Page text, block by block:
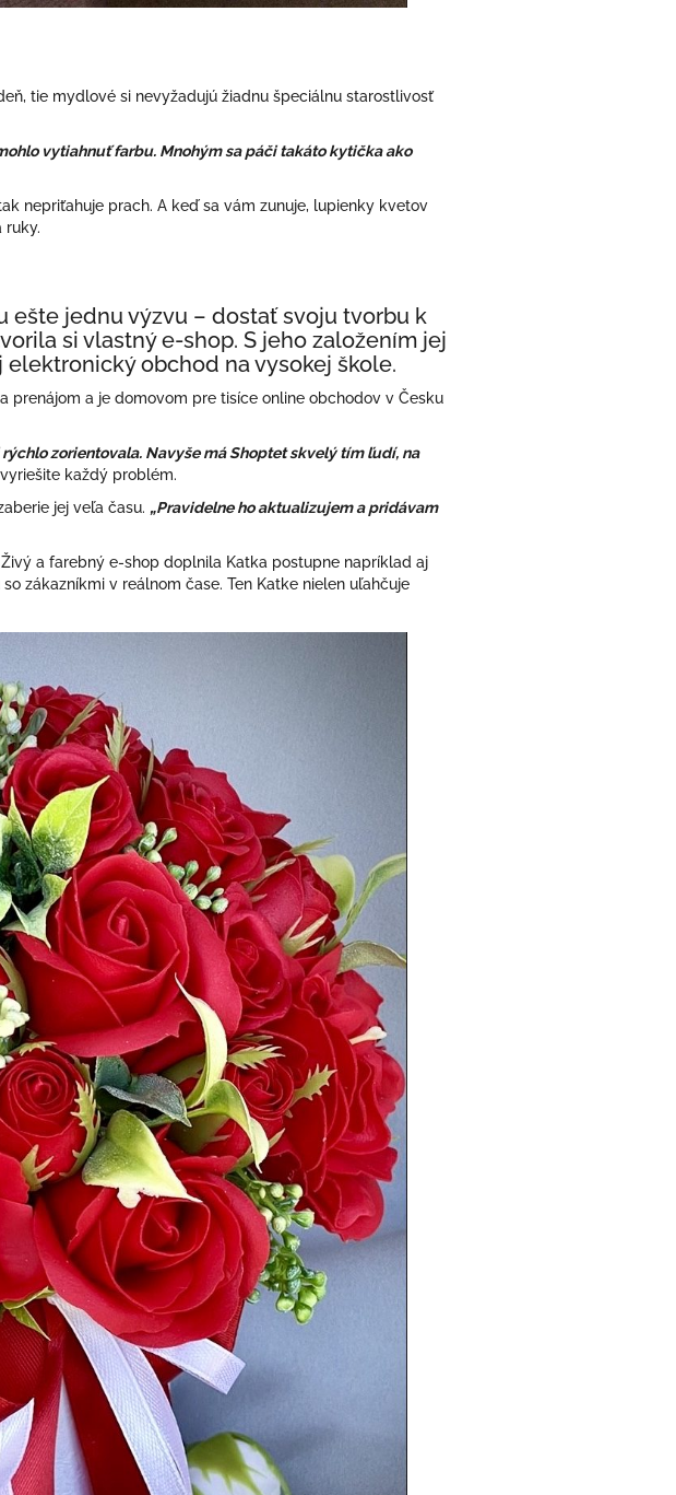
tie mydlové si nevyžadujú žiadnu špeciálnu starostlivosť
vytiahnuť farbu. Mnohým sa páči takáto kytička ako
nepriťahuje prach. A keď sa vám zunuje, lupienky kvetov
ruky.
ešte jednu výzvu – dostať svoju tvorbu k
si vlastný e-shop. S jeho založením jej
obchod na vysokej škole.
prenájom a je domovom pre tisíce online obchodov v Česku
zorientovala. Navyše má Shoptet skvelý tím ľudí, na
každý problém.
jej veľa času. „Pravidelne ho aktualizujem a pridávam
a farebný e-shop doplnila Katka postupne napríklad aj
zákazníkmi v reálnom čase. Ten Katke nielen uľahčuje